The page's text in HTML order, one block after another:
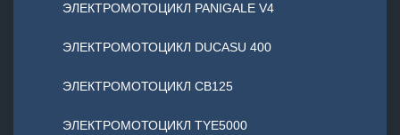
ЭЛЕКТРОМОТОЦИКЛ PANIGALE V4
ЭЛЕКТРОМОТОЦИКЛ DUCASU 400
ЭЛЕКТРОМОТОЦИКЛ CB125
ЭЛЕКТРОМОТОЦИКЛ TYE5000